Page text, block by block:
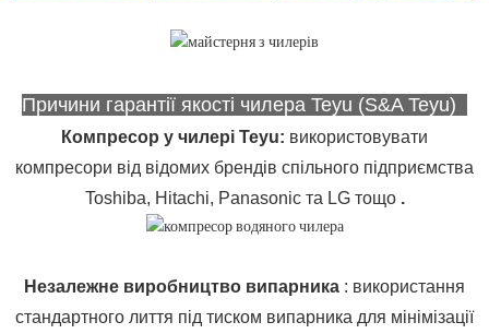
Причини гарантії якості чилера Teyu (S&A Teyu)
Компресор у чилері Teyu: використовувати
компресори від відомих брендів спільного підприємства
Toshiba, Hitachi, Panasonic та LG тощо .
Незалежне виробництво випарника : використання
стандартного лиття під тиском випарника для мінімізації